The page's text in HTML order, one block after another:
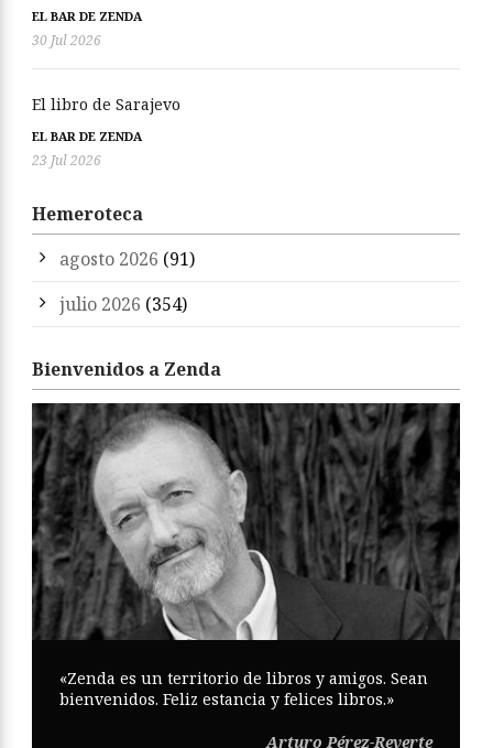
EL BAR DE ZENDA
30 Jul 2026
El libro de Sarajevo
EL BAR DE ZENDA
23 Jul 2026
Hemeroteca
agosto 2026 (91)
julio 2026 (354)
Bienvenidos a Zenda
«Zenda es un territorio de libros y amigos. Sean
bienvenidos. Feliz estancia y felices libros.»
Arturo Pérez-Reverte